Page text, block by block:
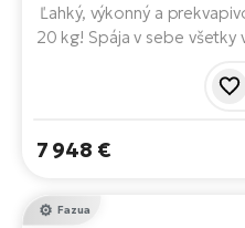
Ľahký, výkonný a
20 kg! Spája v sebe všetky
150 mm legendárnemu
7 948 €
Fazua